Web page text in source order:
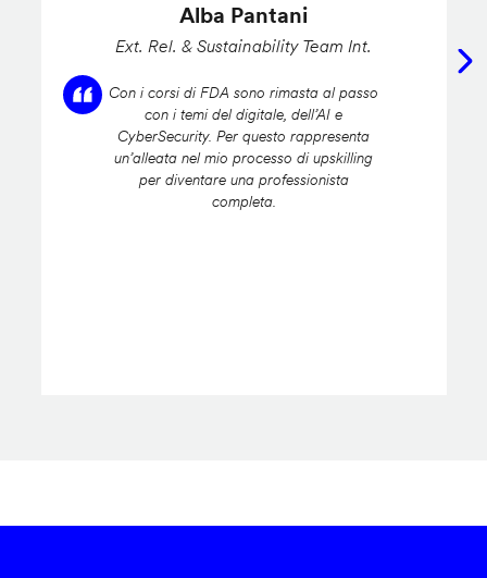
Alba Pantani
Ext. Rel. & Sustainability Team Int.
Con i corsi di FDA sono rimasta al passo
con i temi del digitale, dell’AI e
CyberSecurity. Per questo rappresenta
un’alleata nel mio processo di upskilling
per diventare una professionista
completa.